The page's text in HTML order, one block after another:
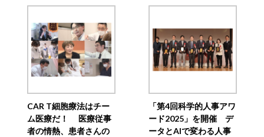
CAR T細胞療法はチー
ム医療だ！ 医療従事
者の情熱、患者さんの
「第4回科学的人事アワ
ード2025」を開催 デ
ータとAIで変わる人事